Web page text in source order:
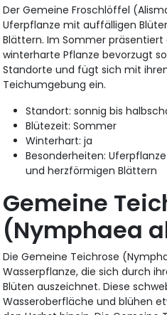
Der Gemeine Froschlöffel
Uferpflanze mit auffälligen
Blättern. Im Sommer präsentiert
winterharte Pflanze bevorzugt
Standorte und fügt sich mit
Teichumgebung ein.
Standort: sonnig bis
Blütezeit: Sommer
Winterhart: ja
Besonderheiten:
und herzförmigen Blättern
Gemeine
(Nymphaea
Die Gemeine Teichrose
Wasserpflanze, die sich durch
Blüten auszeichnet. Diese
Wasseroberfläche und blühen